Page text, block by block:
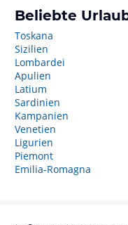
Beliebte
Toskana
Sizilien
Lombardei
Apulien
Latium
Sardinien
Kampanien
Venetien
Ligurien
Piemont
Emilia-Romagna